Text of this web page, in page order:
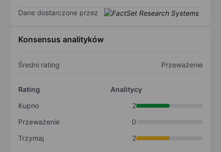
Dane dostarczone przez
Konsensus analityków
Średni rating Przeważenie
Rating
Analitycy
Kupno
2
Przeważenie
0
Trzymaj
2